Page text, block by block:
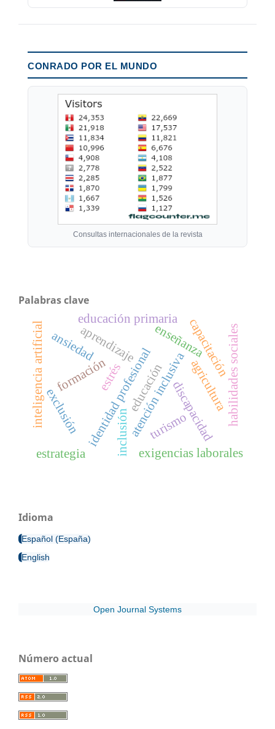
CONRADO POR EL MUNDO
Consultas internacionales de la revista
Palabras clave
formación atención inclusiva
identidad profesional
enseñanza
aprendizaje
inclusión
exclusión discapacidad
capacitación
inteligencia artificial estrés
ansiedad
exigencias laborales
agricultura
turismo habilidades sociales
educación primaria
educación
estrategia
Idioma
Español (España)
English
Open Journal Systems
Número actual